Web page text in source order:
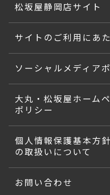
松坂屋静岡店サイト
サイトのご利用にあ
ソーシャルメディア
大丸・松坂屋ホーム
ポリシー
個人情報保護基本方
の取扱いについて
お問い合わせ